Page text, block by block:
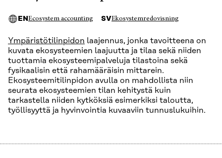
EN Ecosystem accounting SVEkosystemredovisning
Ympäristötilinpidon laajennus, jonka tavoitteena on
kuvata ekosysteemien laajuutta ja tilaa sekä niiden
tuottamia ekosysteemipalveluja tilastoina sekä
fysikaalisin että rahamääräisin mittarein.
Ekosysteemitilinpidon avulla on mahdollista niin
seurata ekosysteemien tilan kehitystä kuin
tarkastella niiden kytköksiä esimerkiksi taloutta,
työllisyyttä ja hyvinvointia kuvaaviin tunnuslukuihin.